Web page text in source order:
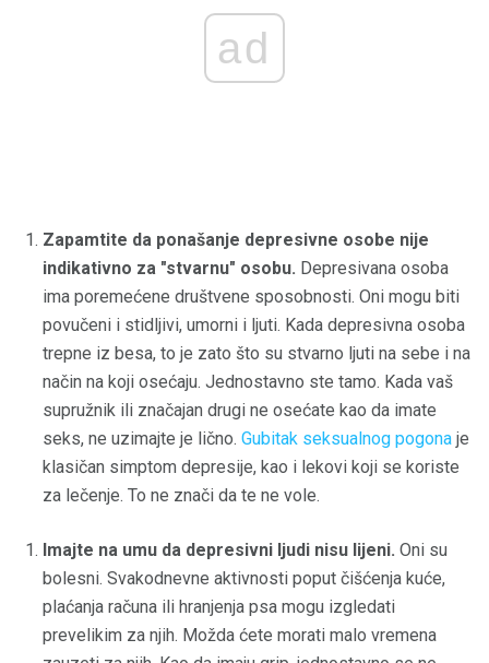
ad
Zapamtite da ponašanje depresivne osobe nije
indikativno za "stvarnu" osobu. Depresivana osoba
ima poremećene društvene sposobnosti. Oni mogu biti
povučeni i stidljivi, umorni i ljuti. Kada depresivna osoba
trepne iz besa, to je zato što su stvarno ljuti na sebe i na
način na koji osećaju. Jednostavno ste tamo. Kada vaš
supružnik ili značajan drugi ne osećate kao da imate
seks, ne uzimajte je lično. Gubitak seksualnog pogona je
klasičan simptom depresije, kao i lekovi koji se koriste
za lečenje. To ne znači da te ne vole.
Imajte na umu da depresivni ljudi nisu lijeni. Oni su
bolesni. Svakodnevne aktivnosti poput čišćenja kuće,
plaćanja računa ili hranjenja psa mogu izgledati
prevelikim za njih. Možda ćete morati malo vremena